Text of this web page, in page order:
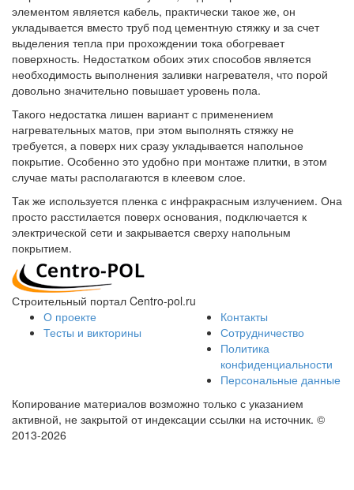
элементом является кабель, практически такое же, он
укладывается вместо труб под цементную стяжку и за счет
выделения тепла при прохождении тока обогревает
поверхность. Недостатком обоих этих способов является
необходимость выполнения заливки нагревателя, что порой
довольно значительно повышает уровень пола.
Такого недостатка лишен вариант с применением
нагревательных матов, при этом выполнять стяжку не
требуется, а поверх них сразу укладывается напольное
покрытие. Особенно это удобно при монтаже плитки, в этом
случае маты располагаются в клеевом слое.
Так же используется пленка с инфракрасным излучением. Она
просто расстилается поверх основания, подключается к
электрической сети и закрывается сверху напольным
покрытием.
Строительный портал Centro-pol.ru
О проекте
Тесты и викторины
Контакты
Сотрудничество
Политика
конфиденциальности
Персональные данные
Копирование материалов возможно только с указанием
активной, не закрытой от индексации ссылки на источник. ©
2013-2026